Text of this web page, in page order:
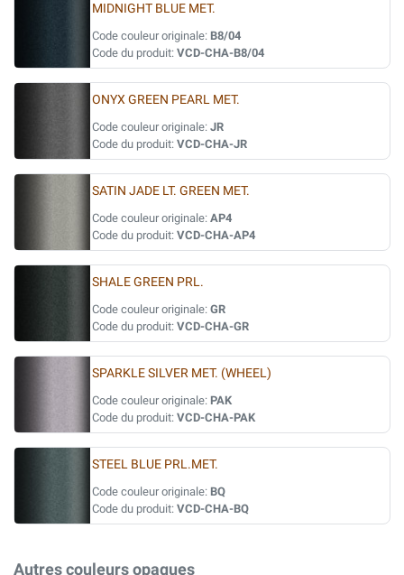
MIDNIGHT BLUE MET.
Code couleur originale: B8/04
Code du produit: VCD-CHA-B8/04
ONYX GREEN PEARL MET.
Code couleur originale: JR
Code du produit: VCD-CHA-JR
SATIN JADE LT. GREEN MET.
Code couleur originale: AP4
Code du produit: VCD-CHA-AP4
SHALE GREEN PRL.
Code couleur originale: GR
Code du produit: VCD-CHA-GR
SPARKLE SILVER MET. (WHEEL)
Code couleur originale: PAK
Code du produit: VCD-CHA-PAK
STEEL BLUE PRL.MET.
Code couleur originale: BQ
Code du produit: VCD-CHA-BQ
Autres couleurs opaques